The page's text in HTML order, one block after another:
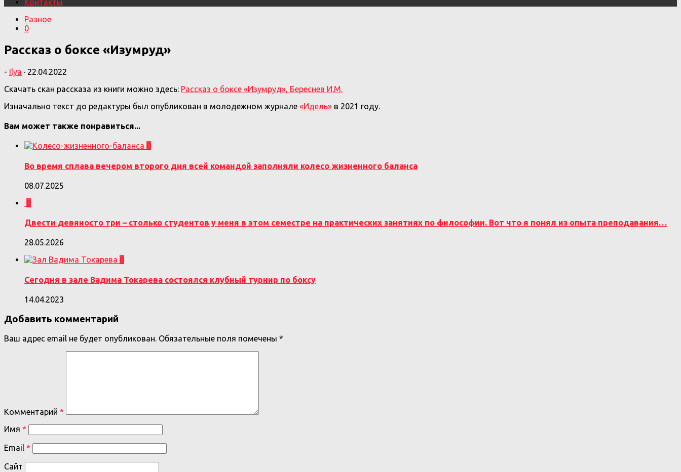
Контакты
Разное
0
Рассказ о боксе «Изумруд»
- Ilya · 22.04.2022
Скачать скан рассказа из книги можно здесь: Рассказ о боксе «Изумруд», Береснев И.М.
Изначально текст до редактуры был опубликован в молодежном журнале «Идель» в 2021 году.
Вам может также понравиться...
0
Во время сплава вечером второго дня всей командой заполняли колесо жизненного баланса
08.07.2025
0
Двести девяносто три – столько студентов у меня в этом семестре на практических занятиях по философии. Вот что я понял из опыта преподавания…
28.05.2026
0
Сегодня в зале Вадима Токарева состоялся клубный турнир по боксу
14.04.2023
Добавить комментарий
Ваш адрес email не будет опубликован. Обязательные поля помечены *
Комментарий *
Имя *
Email *
Сайт